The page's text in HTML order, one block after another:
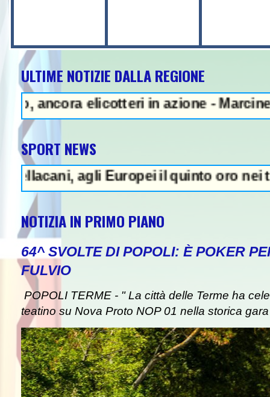
ULTIME NOTIZIE DALLA REGIONE
elicotteri in azione - Marcinelle,
SPORT NEWS
agli Europei il quinto oro nei tuffi
NOTIZIA IN PRIMO PIANO
64^ SVOLTE DI POPOLI: È POKER
FULVIO
POPOLI TERME - " La città delle Terme ha
teatino su Nova Proto NOP 01 nella storica gara
- Litiga con i ciclisti e li